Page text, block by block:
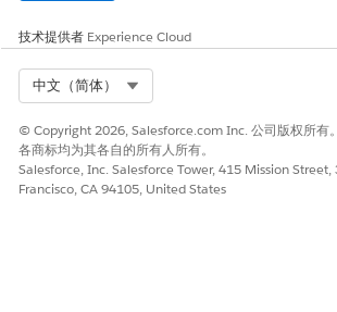
技术提供者 Experience Cloud
中文（简体）
© Copyright 2026, Salesforce.com Inc. 公司版权所有
各商标均为其各自的所有人所有。
Salesforce, Inc. Salesforce Tower, 415 Mission Street,
Francisco, CA 94105, United States